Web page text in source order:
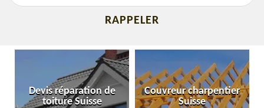
Devis réparation de
toiture Suisse
Couvreur charpentier
Suisse